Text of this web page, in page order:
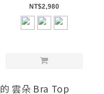
NT$2,980
雲朵 Bra Top